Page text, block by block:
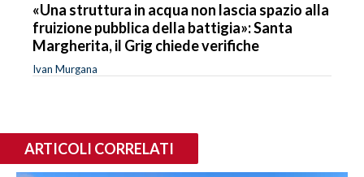
«Una struttura in acqua non lascia spazio alla
fruizione pubblica della battigia»: Santa
Margherita, il Grig chiede verifiche
Ivan Murgana
ARTICOLI CORRELATI